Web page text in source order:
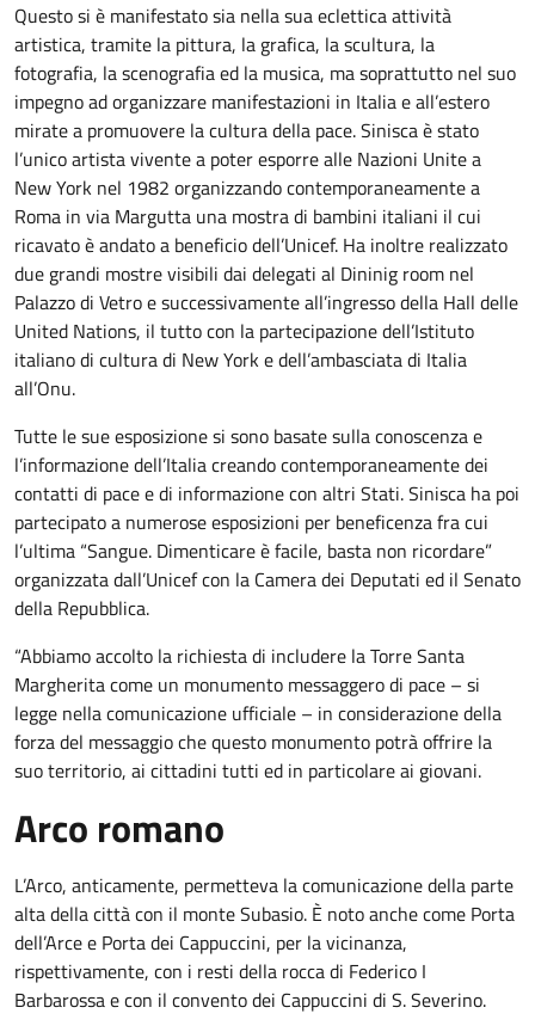
Questo si è manifestato sia nella sua eclettica attività
artistica, tramite la pittura, la grafica, la scultura, la
fotografia, la scenografia ed la musica, ma soprattutto nel suo
impegno ad organizzare manifestazioni in Italia e all’estero
mirate a promuovere la cultura della pace. Sinisca è stato
l’unico artista vivente a poter esporre alle Nazioni Unite a
New York nel 1982 organizzando contemporaneamente a
Roma in via Margutta una mostra di bambini italiani il cui
ricavato è andato a beneficio dell’Unicef. Ha inoltre realizzato
due grandi mostre visibili dai delegati al Dininig room nel
Palazzo di Vetro e successivamente all’ingresso della Hall delle
United Nations, il tutto con la partecipazione dell’Istituto
italiano di cultura di New York e dell’ambasciata di Italia
all’Onu.
Tutte le sue esposizione si sono basate sulla conoscenza e
l’informazione dell’Italia creando contemporaneamente dei
contatti di pace e di informazione con altri Stati. Sinisca ha poi
partecipato a numerose esposizioni per beneficenza fra cui
l’ultima “Sangue. Dimenticare è facile, basta non ricordare”
organizzata dall’Unicef con la Camera dei Deputati ed il Senato
della Repubblica.
“Abbiamo accolto la richiesta di includere la Torre Santa
Margherita come un monumento messaggero di pace – si
legge nella comunicazione ufficiale – in considerazione della
forza del messaggio che questo monumento potrà offrire la
suo territorio, ai cittadini tutti ed in particolare ai giovani.
Arco romano
L’Arco, anticamente, permetteva la comunicazione della parte
alta della città con il monte Subasio. È noto anche come Porta
dell’Arce e Porta dei Cappuccini, per la vicinanza,
rispettivamente, con i resti della rocca di Federico I
Barbarossa e con il convento dei Cappuccini di S. Severino.